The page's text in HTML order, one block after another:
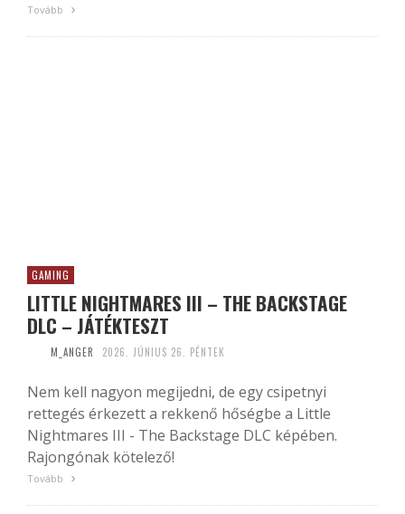
Tovább
GAMING
LITTLE NIGHTMARES III – THE BACKSTAGE
DLC – JÁTÉKTESZT
M_ANGER 2026. JÚNIUS 26. PÉNTEK
Nem kell nagyon megijedni, de egy csipetnyi
rettegés érkezett a rekkenő hőségbe a Little
Nightmares III - The Backstage DLC képében.
Rajongónak kötelező!
Tovább